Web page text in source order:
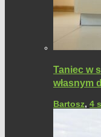
Taniec w
własnym
Bartosz, 4